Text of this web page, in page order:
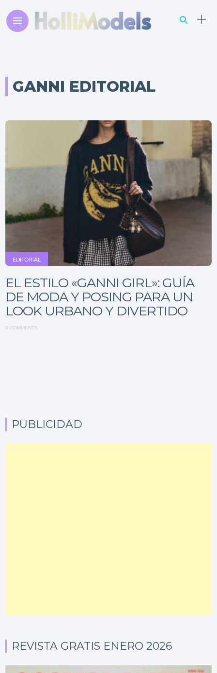
GANNI EDITORIAL
EDITORIAL
EL ESTILO «GANNI GIRL»: GUÍA
DE MODA Y POSING PARA UN
LOOK URBANO Y DIVERTIDO
0 COMMENTS
PUBLICIDAD
REVISTA GRATIS ENERO 2026